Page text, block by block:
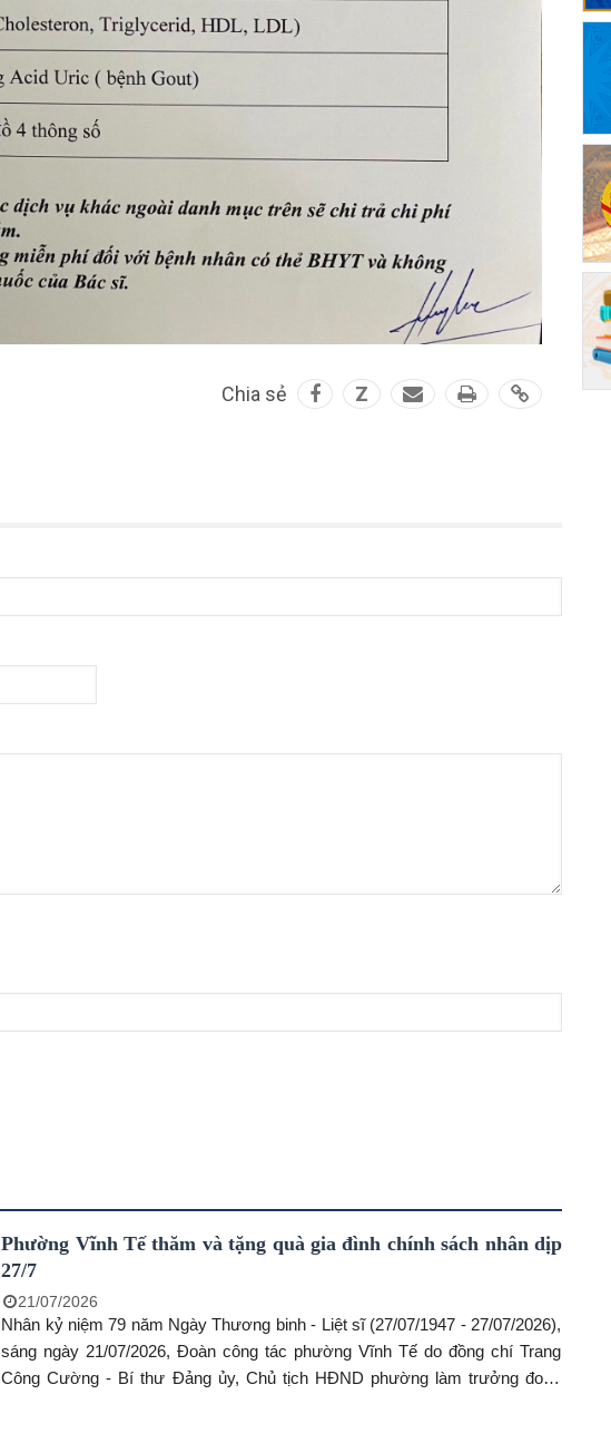
Chia sẻ Z
Phường Vĩnh Tế thăm và tặng quà gia đình chính sách nhân dịp
27/7
21/07/2026
Nhân kỷ niệm 79 năm Ngày Thương binh - Liệt sĩ (27/07/1947 - 27/07/2026),
sáng ngày 21/07/2026, Đoàn công tác phường Vĩnh Tế do đồng chí Trang
Công Cường - Bí thư Đảng ủy, Chủ tịch HĐND phường làm trưởng đoàn